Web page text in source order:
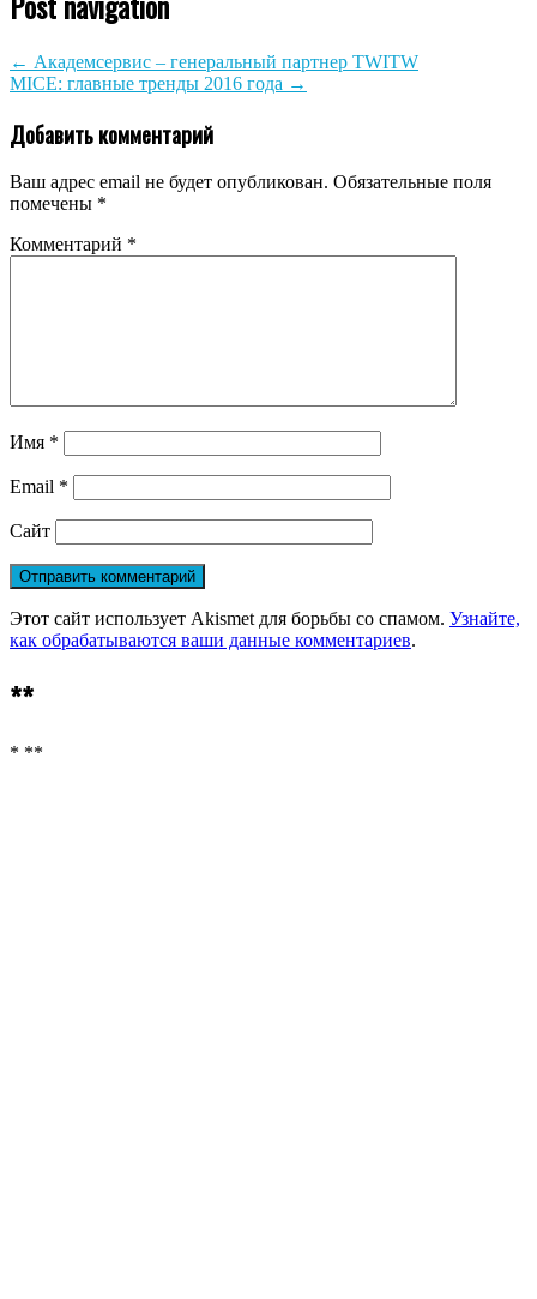
← Академсервис – генеральный партнер TWITW
MICE: главные тренды 2016 года →
Добавить комментарий
Ваш адрес email не будет опубликован. Обязательные поля
помечены *
Комментарий *
Имя *
Email *
Сайт
Этот сайт использует Akismet для борьбы со спамом. Узнайте,
как обрабатываются ваши данные комментариев.
**
* **